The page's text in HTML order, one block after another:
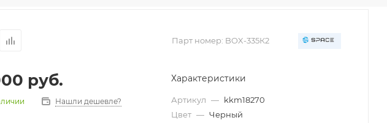
Парт номер: BOX-335К2
руб.
Нашли дешевле?
Характеристики
Артикул — kkm18270
Цвет — Черный